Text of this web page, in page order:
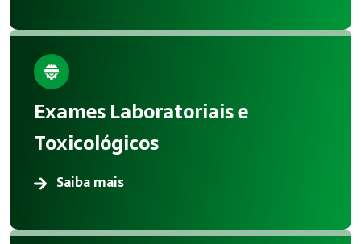
Exames Laboratoriais e
Toxicológicos
Saiba mais